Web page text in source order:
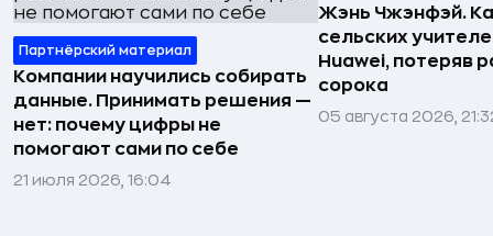
Партнёрский материал
Компании научились собирать
данные. Принимать решения —
нет: почему цифры не
помогают сами по себе
21 июля 2026, 16:04
Жэнь Чжэнфэй.
сельских
Huawei, потеряв
сорока
05 августа 2026,